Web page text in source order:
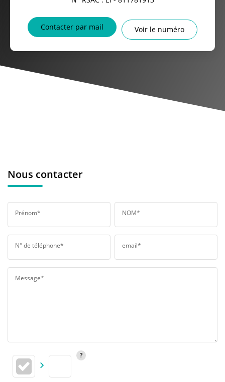
Contacter par mail Voir le numéro
Nous contacter
Prénom* NOM*
N° de téléphone* email*
Message*